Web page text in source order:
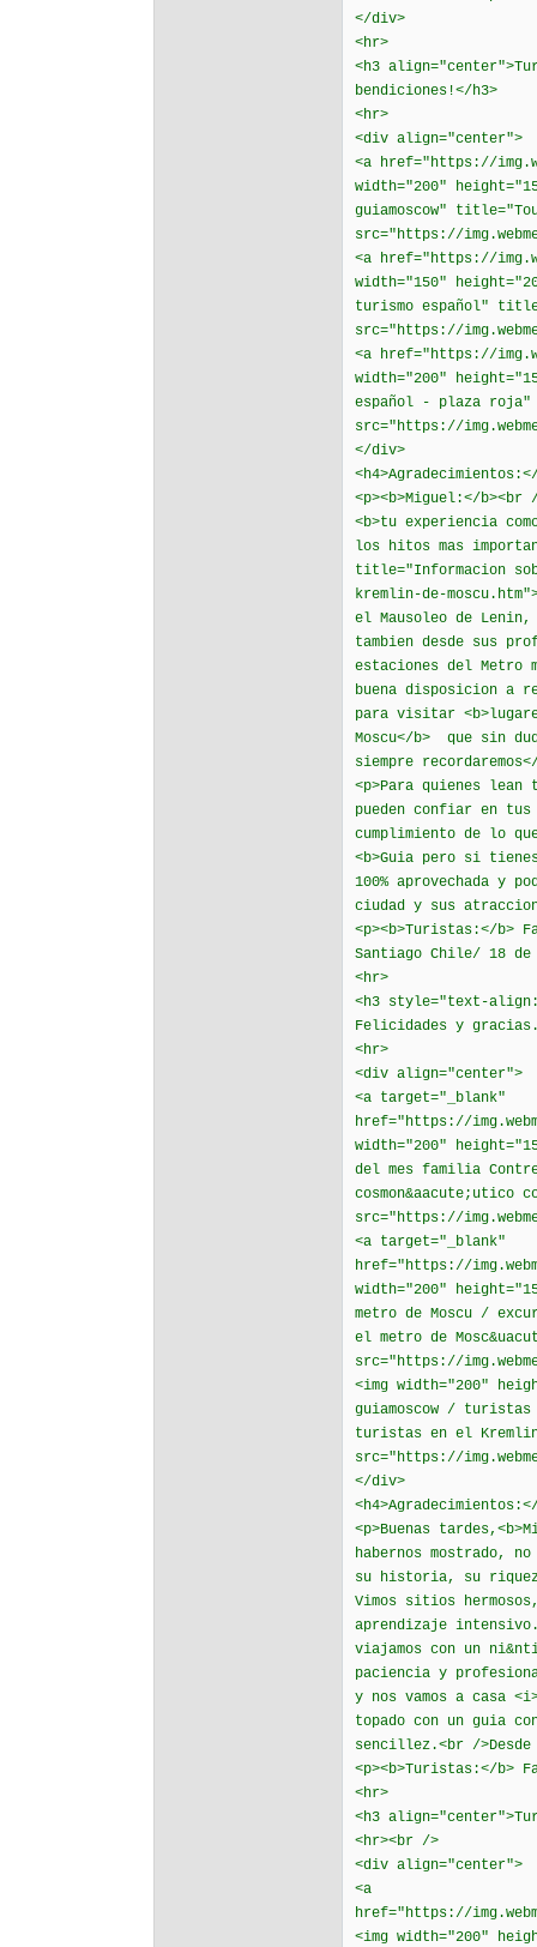
</div>
<hr>
<h3
bendiciones!</h3>
<hr>
<div align="center">
<a href="https://
width="200"
guiamoscow"
src="https://
<a href="https://
width="150"
turismo español"
src="https://
<a href="https://
width="200"
español - plaza
src="https://
</div>
<p><b>Miguel:</
<b>tu experiencia
los hitos mas
title="Informacion
kremlin-de-
el Mausoleo de
tambien desde sus
estaciones del Metro
buena disposicion a
para visitar
Moscu</b> que sin
siempre
<p>Para quienes lean
pueden confiar en
cumplimiento de lo
<b>Guia pero si
100% aprovechada y
ciudad y sus
<p><b>Turistas:</b>
Santiago Chile/ 18 de
<hr>
<h3 style="text-
Felicidades y
<hr>
<div align="center">
<a target="_blank"
href="https://
width="200"
del mes familia
cosmon&aacute;utico
src="https://
<a target="_blank"
href="https://
width="200"
metro de Moscu /
el metro de
src="https://
<img width="200"
guiamoscow /
turistas en el Kremlin
src="https://
</div>
<p>Buenas
habernos mostrado,
su historia, su
Vimos sitios
aprendizaje
viajamos con un
paciencia y
y nos vamos a casa
topado con un guia
sencillez.<br />Desde
<p><b>Turistas:</b>
<hr>
<h3
<hr><br />
<div align="center">
<a
href="https://
<img width="200"